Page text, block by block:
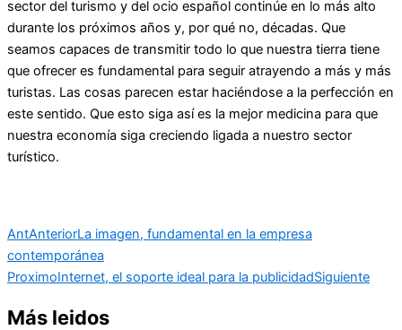
sector del turismo y del ocio español continúe en lo más alto
durante los próximos años y, por qué no, décadas. Que
seamos capaces de transmitir todo lo que nuestra tierra tiene
que ofrecer es fundamental para seguir atrayendo a más y más
turistas. Las cosas parecen estar haciéndose a la perfección en
este sentido. Que esto siga así es la mejor medicina para que
nuestra economía siga creciendo ligada a nuestro sector
turístico.
AntAnteriorLa imagen, fundamental en la empresa
contemporánea
ProximoInternet, el soporte ideal para la publicidadSiguiente
Más leidos